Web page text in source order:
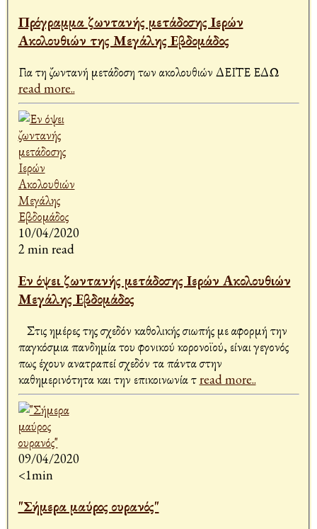
Πρόγραμμα ζωντανής μετάδοσης Ιερών
Ακολουθιών της Μεγάλης Εβδομάδος
Για τη ζωντανή μετάδοση των ακολουθιών ΔΕΙΤΕ ΕΔΩ
read more..
10/04/2020
2 min read
Εν όψει ζωντανής μετάδοσης Ιερών Aκολουθιών
Μεγάλης Εβδομάδος
Στις ημέρες της σχεδόν καθολικής σιωπής με αφορμή την
παγκόσμια πανδημία του φονικού κορονοϊού, είναι γεγονός
πως έχουν ανατραπεί σχεδόν τα πάντα στην
καθημερινότητα και την επικοινωνία τread more..
09/04/2020
<1min
"Σήμερα μαύρος ουρανός"